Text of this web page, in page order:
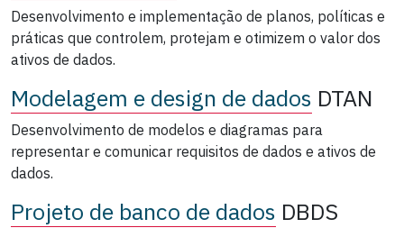
Desenvolvimento e implementação de planos, políticas e
práticas que controlem, protejam e otimizem o valor dos
ativos de dados.
Modelagem e design de dados DTAN
Desenvolvimento de modelos e diagramas para
representar e comunicar requisitos de dados e ativos de
dados.
Projeto de banco de dados DBDS